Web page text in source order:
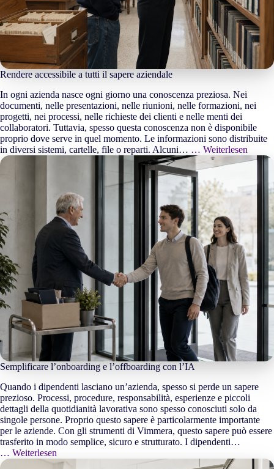
Rendere accessibile a tutti il sapere aziendale
In ogni azienda nasce ogni giorno una conoscenza preziosa. Nei
documenti, nelle presentazioni, nelle riunioni, nelle formazioni, nei
progetti, nei processi, nelle richieste dei clienti e nelle menti dei
collaboratori. Tuttavia, spesso questa conoscenza non è disponibile
proprio dove serve in quel momento. Le informazioni sono distribuite
in diversi sistemi, cartelle, file o reparti. Alcuni… … Weiterlesen
Semplificare l’onboarding e l’offboarding con l’IA
Quando i dipendenti lasciano un’azienda, spesso si perde un sapere
prezioso. Processi, procedure, responsabilità, esperienze e piccoli
dettagli della quotidianità lavorativa sono spesso conosciuti solo da
singole persone. Proprio questo sapere è particolarmente importante
per le aziende. Con gli strumenti di Vimmera, questo sapere può essere
trasferito in modo semplice, sicuro e strutturato. I dipendenti…
… Weiterlesen